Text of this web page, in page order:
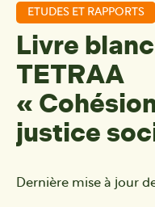
ETUDES ET RAPPORTS
Livre blanc
TETRAA
«
justice
Dernière mise à jour